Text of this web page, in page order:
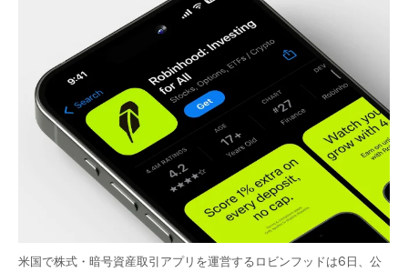
米国で株式・暗号資産取引アプリを運営するロビンフッドは6日、公